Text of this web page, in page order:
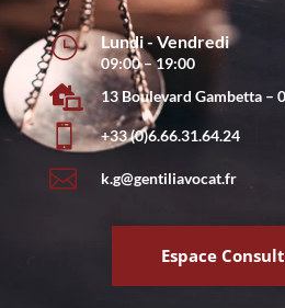
} Lundi - Vendredi
09:00 – 19:00
 13 Boulevard Gambetta –
 +33 (0)6.66.31.64.24
 k.g@gentiliavocat.fr
Espace